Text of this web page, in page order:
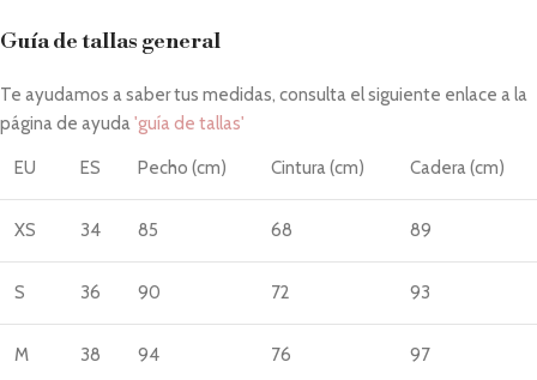
Guía de tallas general
Te ayudamos a saber tus medidas, consulta el siguiente enlace a la
página de ayuda'guía de tallas'
EU ES Pecho (cm) Cintura (cm) Cadera (cm)
XS 34 85 68 89
S 36 90 72 93
M 38 94 76 97